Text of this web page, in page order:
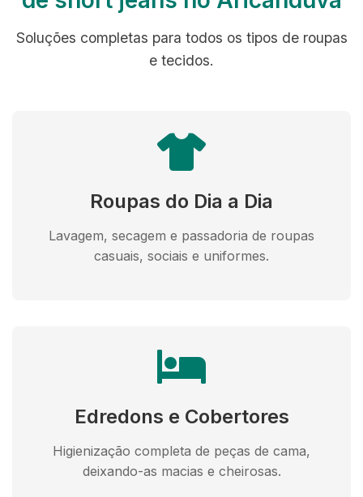
Soluções completas para todos os tipos de roupas
e tecidos.
Roupas do Dia a Dia
Lavagem, secagem e passadoria de roupas
casuais, sociais e uniformes.
Edredons e Cobertores
Higienização completa de peças de cama,
deixando-as macias e cheirosas.